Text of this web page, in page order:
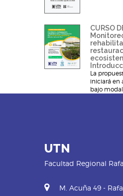
CURSO
La
iniciará en
bajo
UTN
Facultad Regional
M. Acuña 49 -